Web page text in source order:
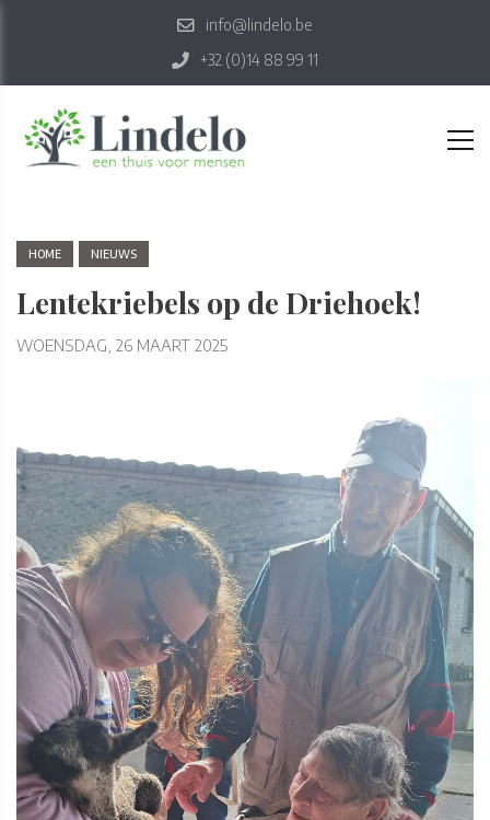
info@lindelo.be
+32 (0)14 88 99 11
HOME NIEUWS
Lentekriebels op de Driehoek!
WOENSDAG, 26 MAART 2025